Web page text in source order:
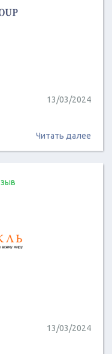
13/03/2024
Читать далее
13/03/2024